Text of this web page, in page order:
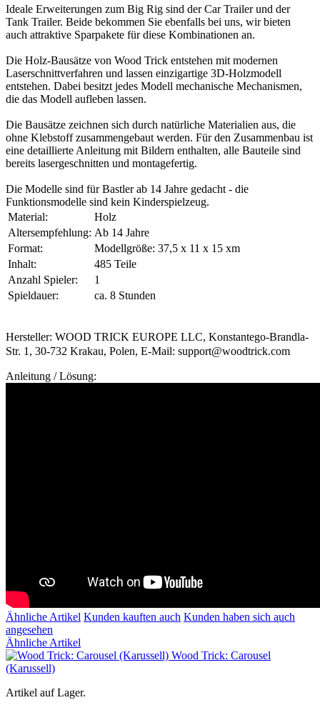
Ideale Erweiterungen zum Big Rig sind der Car Trailer und der
Tank Trailer. Beide bekommen Sie ebenfalls bei uns, wir bieten
auch attraktive Sparpakete für diese Kombinationen an.
Die Holz-Bausätze von Wood Trick entstehen mit modernen
Laserschnittverfahren und lassen einzigartige 3D-Holzmodell
entstehen. Dabei besitzt jedes Modell mechanische Mechanismen,
die das Modell aufleben lassen.
Die Bausätze zeichnen sich durch natürliche Materialien aus, die
ohne Klebstoff zusammengebaut werden. Für den Zusammenbau ist
eine detaillierte Anleitung mit Bildern enthalten, alle Bauteile sind
bereits lasergeschnitten und montagefertig.
Die Modelle sind für Bastler ab 14 Jahre gedacht - die
Funktionsmodelle sind kein Kinderspielzeug.
Material:
Holz
Altersempfehlung: Ab 14 Jahre
Format:
Modellgröße: 37,5 x 11 x 15 xm
Inhalt:
485 Teile
Anzahl Spieler:
1
Spieldauer:
ca. 8 Stunden
Hersteller: WOOD TRICK EUROPE LLC, Konstantego-Brandla-
Str. 1, 30-732 Krakau, Polen, E-Mail: support@woodtrick.com
Anleitung / Lösung:
Ähnliche Artikel Kunden kauften auch Kunden haben sich auch
angesehen
Ähnliche Artikel
Wood Trick: Carousel
(Karussell)
Artikel auf Lager.